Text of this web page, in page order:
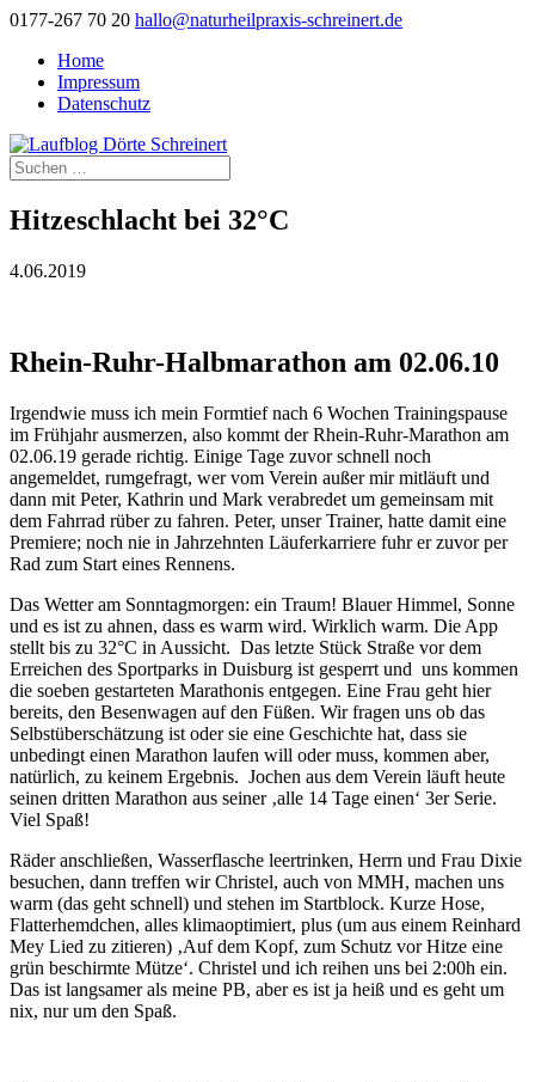
0177-267 70 20 hallo@naturheilpraxis-schreinert.de
Home
Impressum
Datenschutz
Hitzeschlacht bei 32°C
4.06.2019
Rhein-Ruhr-Halbmarathon am 02.06.10
Irgendwie muss ich mein Formtief nach 6 Wochen Trainingspause
im Frühjahr ausmerzen, also kommt der Rhein-Ruhr-Marathon am
02.06.19 gerade richtig. Einige Tage zuvor schnell noch
angemeldet, rumgefragt, wer vom Verein außer mir mitläuft und
dann mit Peter, Kathrin und Mark verabredet um gemeinsam mit
dem Fahrrad rüber zu fahren. Peter, unser Trainer, hatte damit eine
Premiere; noch nie in Jahrzehnten Läuferkarriere fuhr er zuvor per
Rad zum Start eines Rennens.
Das Wetter am Sonntagmorgen: ein Traum! Blauer Himmel, Sonne
und es ist zu ahnen, dass es warm wird. Wirklich warm. Die App
stellt bis zu 32°C in Aussicht. Das letzte Stück Straße vor dem
Erreichen des Sportparks in Duisburg ist gesperrt und uns kommen
die soeben gestarteten Marathonis entgegen. Eine Frau geht hier
bereits, den Besenwagen auf den Füßen. Wir fragen uns ob das
Selbstüberschätzung ist oder sie eine Geschichte hat, dass sie
unbedingt einen Marathon laufen will oder muss, kommen aber,
natürlich, zu keinem Ergebnis. Jochen aus dem Verein läuft heute
seinen dritten Marathon aus seiner ‚alle 14 Tage einen‘ 3er Serie.
Viel Spaß!
Räder anschließen, Wasserflasche leertrinken, Herrn und Frau Dixie
besuchen, dann treffen wir Christel, auch von MMH, machen uns
warm (das geht schnell) und stehen im Startblock. Kurze Hose,
Flatterhemdchen, alles klimaoptimiert, plus (um aus einem Reinhard
Mey Lied zu zitieren) ‚Auf dem Kopf, zum Schutz vor Hitze eine
grün beschirmte Mütze‘. Christel und ich reihen uns bei 2:00h ein.
Das ist langsamer als meine PB, aber es ist ja heiß und es geht um
nix, nur um den Spaß.